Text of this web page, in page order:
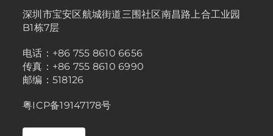
深圳市宝安区航城街道三围社区南昌路上合工业园
B1栋7层
电话：+86 755 8610 6656
传真：+86 755 8610 6990
邮编：518126
粤ICP备19147178号